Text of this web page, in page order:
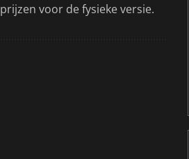
prijzen voor de fysieke versie.